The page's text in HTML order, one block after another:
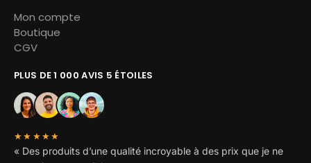
Mon compte
Boutique
CGV
PLUS DE 1 000 AVIS 5 ÉTOILES
★★★★★
« Des produits d’une qualité incroyable à des prix que je ne